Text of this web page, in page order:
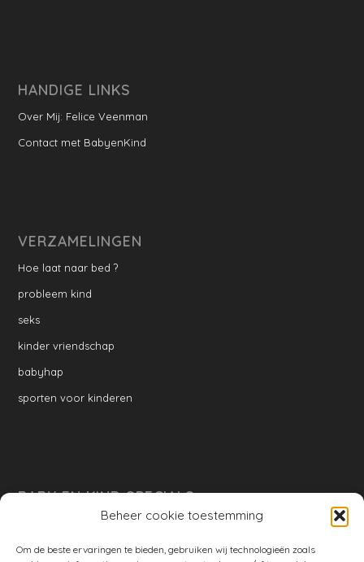
Beheer cookie toestemming
Om de beste ervaringen te bieden, gebruiken wij technologieën zoals
HANDIGE LINKS
Over Mij: Felice Veenman
Contact met BabyenKind
VERZAMELINGEN
Hoe laat naar bed ?
probleem kind
seks
kinder vriendschap
babyhap
sporten voor kinderen
BABY EN KIND SPECIALS
Ontwikkeling per week